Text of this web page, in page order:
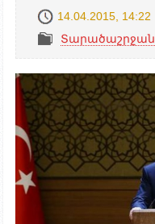
14.04.2015, 14:22
Տարածաշրջան